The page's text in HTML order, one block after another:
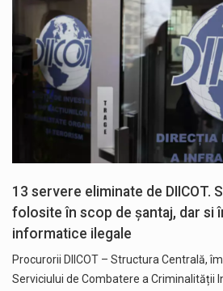
13 servere eliminate de DIICOT.
folosite în scop de șantaj, dar si
informatice ilegale
Procurorii DIICOT – Structura Centrală,
Serviciului de Combatere a Criminalității